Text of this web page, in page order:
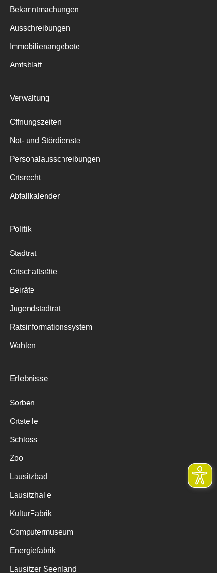
Bekanntmachungen
Ausschreibungen
Immobilienangebote
Amtsblatt
Verwaltung
Öffnungszeiten
Not- und Stördienste
Personalausschreibungen
Ortsrecht
Abfallkalender
Politik
Stadtrat
Ortschaftsräte
Beiräte
Jugendstadtrat
Ratsinformationssystem
Wahlen
Erlebnisse
Sorben
Ortsteile
Schloss
Zoo
Lausitzbad
Lausitzhalle
KulturFabrik
Computermuseum
Energiefabrik
Lausitzer Seenland